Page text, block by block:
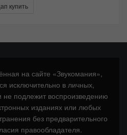
купить
на сайте «Звукомания»,
исключительно в личных,
не подлежит воспроизведению
изданиях или любых
без предварительного
правообладателя.